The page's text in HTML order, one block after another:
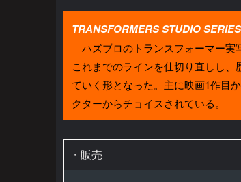
TRANSFORMERS STUDIO
ハズブロのトランスフォーマー実
これまでのラインを仕切り直しし
ていく形となった。主に映画1作目
クターからチョイスされている。
・販売